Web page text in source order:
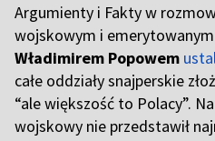
Argumienty i Fakty w
wojskowym i
Władimirem Popowem
całe oddziały snajperskie
“ale większość to Polacy”.
wojskowy nie przedstawił